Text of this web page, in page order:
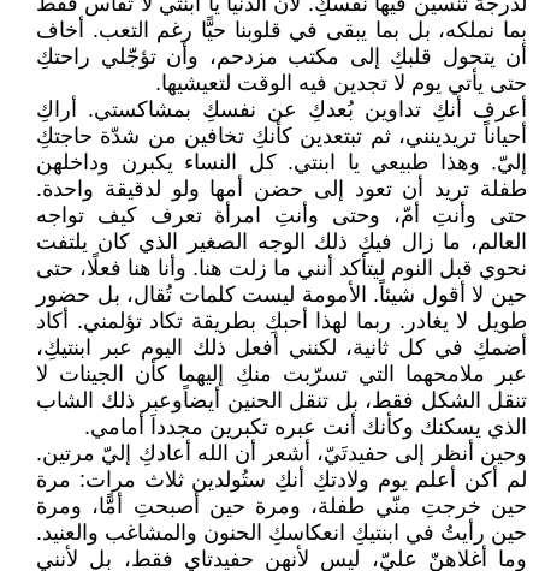
بما نملكه، بل بما يبقى في قلوبنا حيًّا رغم التعب. أخاف
أن يتحول قلبكِ إلى مكتب مزدحم، وأن تؤجّلي راحتكِ
حتى يأتي يوم لا تجدين فيه الوقت لتعيشيها.
أعرف أنكِ تداوين بُعدكِ عن نفسكِ بمشاكستي. أراكِ
أحياناً تريدينني، ثم تبتعدين كأنكِ تخافين من شدّة حاجتكِ
إليّ. وهذا طبيعي يا ابنتي. كل النساء يكبرن وداخلهن
طفلة تريد أن تعود إلى حضن أمها ولو لدقيقة واحدة.
حتى وأنتِ أمّ، وحتى وأنتِ امرأة تعرف كيف تواجه
العالم، ما زال فيكِ ذلك الوجه الصغير الذي كان يلتفت
نحوي قبل النوم ليتأكد أنني ما زلت هنا. وأنا هنا فعلًا، حتى
حين لا أقول شيئاً. الأمومة ليست كلمات تُقال، بل حضور
طويل لا يغادر. ربما لهذا أحبكِ بطريقة تكاد تؤلمني. أكاد
أضمكِ في كل ثانية، لكنني أفعل ذلك اليوم عبر ابنتيكِ،
عبر ملامحهما التي تسرّبت منكِ إليهما كأن الجينات لا
تنقل الشكل فقط، بل تنقل الحنين أيضاًوعبر ذلك الشاب
الذي يسكنك وكأنك أنت عبره تكبرين مجدداَ أمامي.
وحين أنظر إلى حفيدتَيّ، أشعر أن الله أعادكِ إليّ مرتين.
لم أكن أعلم يوم ولادتكِ أنكِ ستُولدين ثلاث مرات: مرة
حين خرجتِ منّي طفلة، ومرة حين أصبحتِ أمًّا، ومرة
حين رأيتُ في ابنتيكِ انعكاسكِ الحنون والمشاغب والعنيد.
وما أغلاهنّ عليّ، ليس لأنهن حفيدتاي فقط، بل لأنني